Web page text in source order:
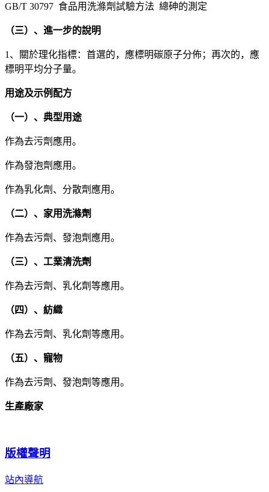
GB/T 30797 食品用洗滌劑試驗方法 總砷的測定
（三）、進一步的說明
1、關於理化指標：首選的，應標明碳原子分佈；再次的，應
標明平均分子量。
用途及示例配方
（一）、典型用途
作為去污劑應用。
作為發泡劑應用。
作為乳化劑、分散劑應用。
（二）、家用洗滌劑
作為去污劑、發泡劑應用。
（三）、工業清洗劑
作為去污劑、乳化劑等應用。
（四）、紡織
作為去污劑、乳化劑等應用。
（五）、寵物
作為去污劑、發泡劑等應用。
生產廠家
版權聲明
站內導航